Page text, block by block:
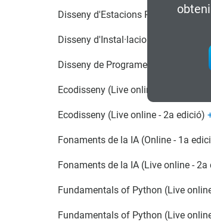
Disseny d'Estacions Robotitzades
Disseny d'Instal·lacions de
Disseny de Programes de
Ecodisseny (Live online - 1a edició)
Ecodisseny (Live online - 2a edició)
Fonaments de la IA (Online - 1a
Fonaments de la IA (Live online - 2a
Fundamentals of Python (Live
Fundamentals of Python (Live